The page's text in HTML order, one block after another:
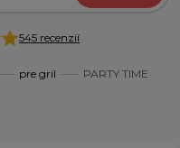
545 recenzií
pre gril PARTY TIME